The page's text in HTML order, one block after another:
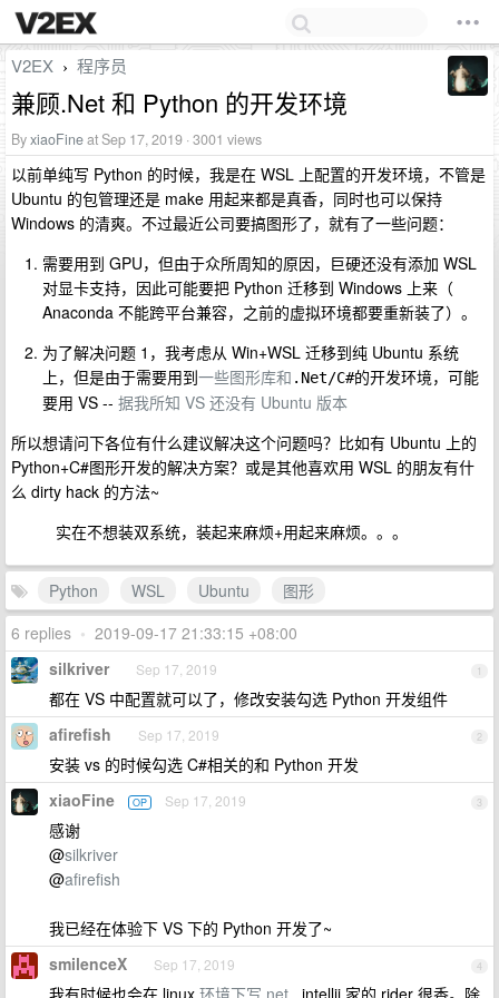
V2EX › 程序员
兼顾.Net 和 Python 的开发环境
ByxiaoFineat Sep 17, 2019 · 3001 views
以前单纯写 Python 的时候，我是在 WSL 上配置的开发环境，不管是
Ubuntu 的包管理还是 make 用起来都是真香，同时也可以保持
Windows 的清爽。不过最近公司要搞图形了，就有了一些问题：
需要用到 GPU，但由于众所周知的原因，巨硬还没有添加 WSL
对显卡支持，因此可能要把 Python 迁移到 Windows 上来（
Anaconda 不能跨平台兼容，之前的虚拟环境都要重新装了）。
为了解决问题 1，我考虑从 Win+WSL 迁移到纯 Ubuntu 系统
上，但是由于需要用到一些图形库和 .Net/C#的开发环境，可能
要用 VS -- 据我所知 VS 还没有 Ubuntu 版本
所以想请问下各位有什么建议解决这个问题吗？比如有 Ubuntu 上的
Python+C#图形开发的解决方案？或是其他喜欢用 WSL 的朋友有什
么 dirty hack 的方法~
实在不想装双系统，装起来麻烦+用起来麻烦。。。
Python WSL Ubuntu
图形
6 replies • 2019-09-17 21:33:15 +08:00
1
silkriver Sep 17, 2019
都在 VS 中配置就可以了，修改安装勾选 Python 开发组件
2
afirefish Sep 17, 2019
安装 vs 的时候勾选 C#相关的和 Python 开发
3
xiaoFine OP Sep 17, 2019
感谢
@silkriver
@afirefish
我已经在体验下 VS 下的 Python 开发了~
4
smilenceX Sep 17, 2019
我有时候也会在 linux 环境下写.net , intellij 家的 rider 很香。除